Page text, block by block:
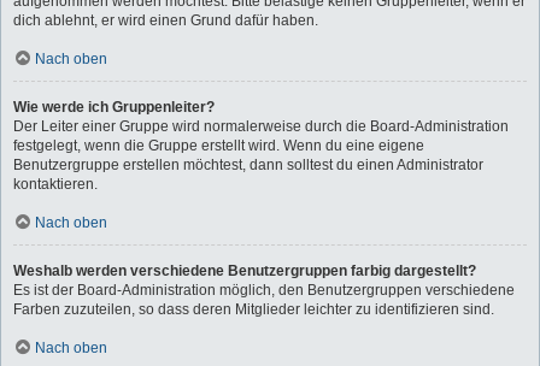
dich ablehnt, er wird einen Grund dafür haben.
Nach oben
Wie werde ich Gruppenleiter?
Der Leiter einer Gruppe wird normalerweise durch die Board-Administration
festgelegt, wenn die Gruppe erstellt wird. Wenn du eine eigene
Benutzergruppe erstellen möchtest, dann solltest du einen Administrator
kontaktieren.
Nach oben
Weshalb werden verschiedene Benutzergruppen farbig dargestellt?
Es ist der Board-Administration möglich, den Benutzergruppen verschiedene
Farben zuzuteilen, so dass deren Mitglieder leichter zu identifizieren sind.
Nach oben